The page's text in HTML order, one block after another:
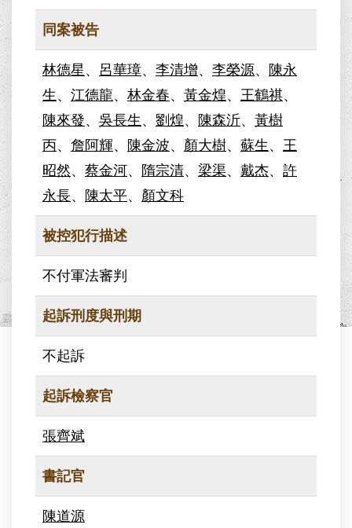
同案被告
林德星 、 呂華璋、 李清增、 李榮源、
陳永
生 、 江德龍、 林金春、 黃金煌、 王鶴祺、
陳來發、 吳長生 、 劉煌、 陳森沂、 黃樹
丙、 詹阿輝、 陳金波、 顏大樹、 蘇生 、 王
昭然、 蔡金河、 隋宗清、 梁渠、 戴杰、 許
永長、 陳太平、 顏文科
被控犯行描述
不付軍法審判
起訴刑度與刑期
不起訴
起訴檢察官
張齊斌
書記官
陳道源